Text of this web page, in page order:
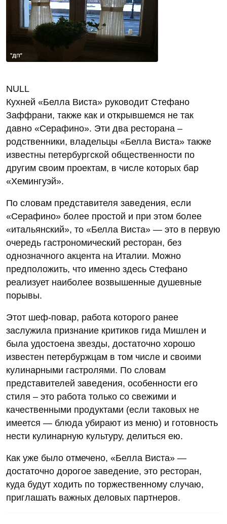
NULL
Кухней «Белла Виста» руководит Стефано
Заффрани, также как и открывшемся не так
давно «Серафино». Эти два ресторана –
родственники, владельцы «Белла Виста» также
известны петербургской общественности по
другим своим проектам, в числе которых бар
«Хемингуэй».
По словам представителя заведения, если
«Серафино» более простой и при этом более
«итальянский», то «Белла Виста» — это в первую
очередь гастрономический ресторан, без
однозначного акцента на Италии. Можно
предположить, что именно здесь Стефано
реализует наиболее возвышенные душевные
порывы.
Этот шеф-повар, работа которого ранее
заслужила признание критиков гида Мишлен и
была удостоена звезды, достаточно хорошо
известен петербуржцам в том числе и своими
кулинарными гастролями. По словам
представителей заведения, особенности его
стиля – это работа только со свежими и
качественными продуктами (если таковых не
имеется — блюда убирают из меню) и готовность
нести кулинарную культуру, делиться ею.
Как уже было отмечено, «Белла Виста» —
достаточно дорогое заведение, это ресторан,
куда будут ходить по торжественному случаю,
приглашать важных деловых партнеров.